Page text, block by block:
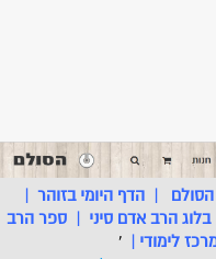
|הדף היומי בזוהר |
בלוג הרב אדם סיני |ספר הרב
לימודי |
'